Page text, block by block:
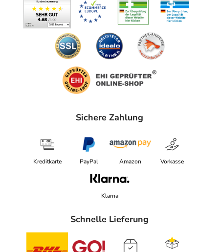
Sichere Zahlung
Kreditkarte PayPal Amazon Vorkasse
Klarna
Schnelle Lieferung